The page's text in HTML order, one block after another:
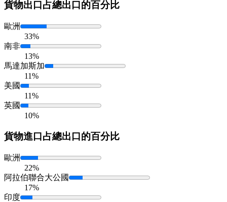
貨物出口 占總出口的百分比
歐洲
33%
南非
13%
馬達加斯加
11%
美國
11%
英國
10%
貨物進口占總出口的百分比
歐洲
22%
阿拉伯聯合大公國
17%
印度